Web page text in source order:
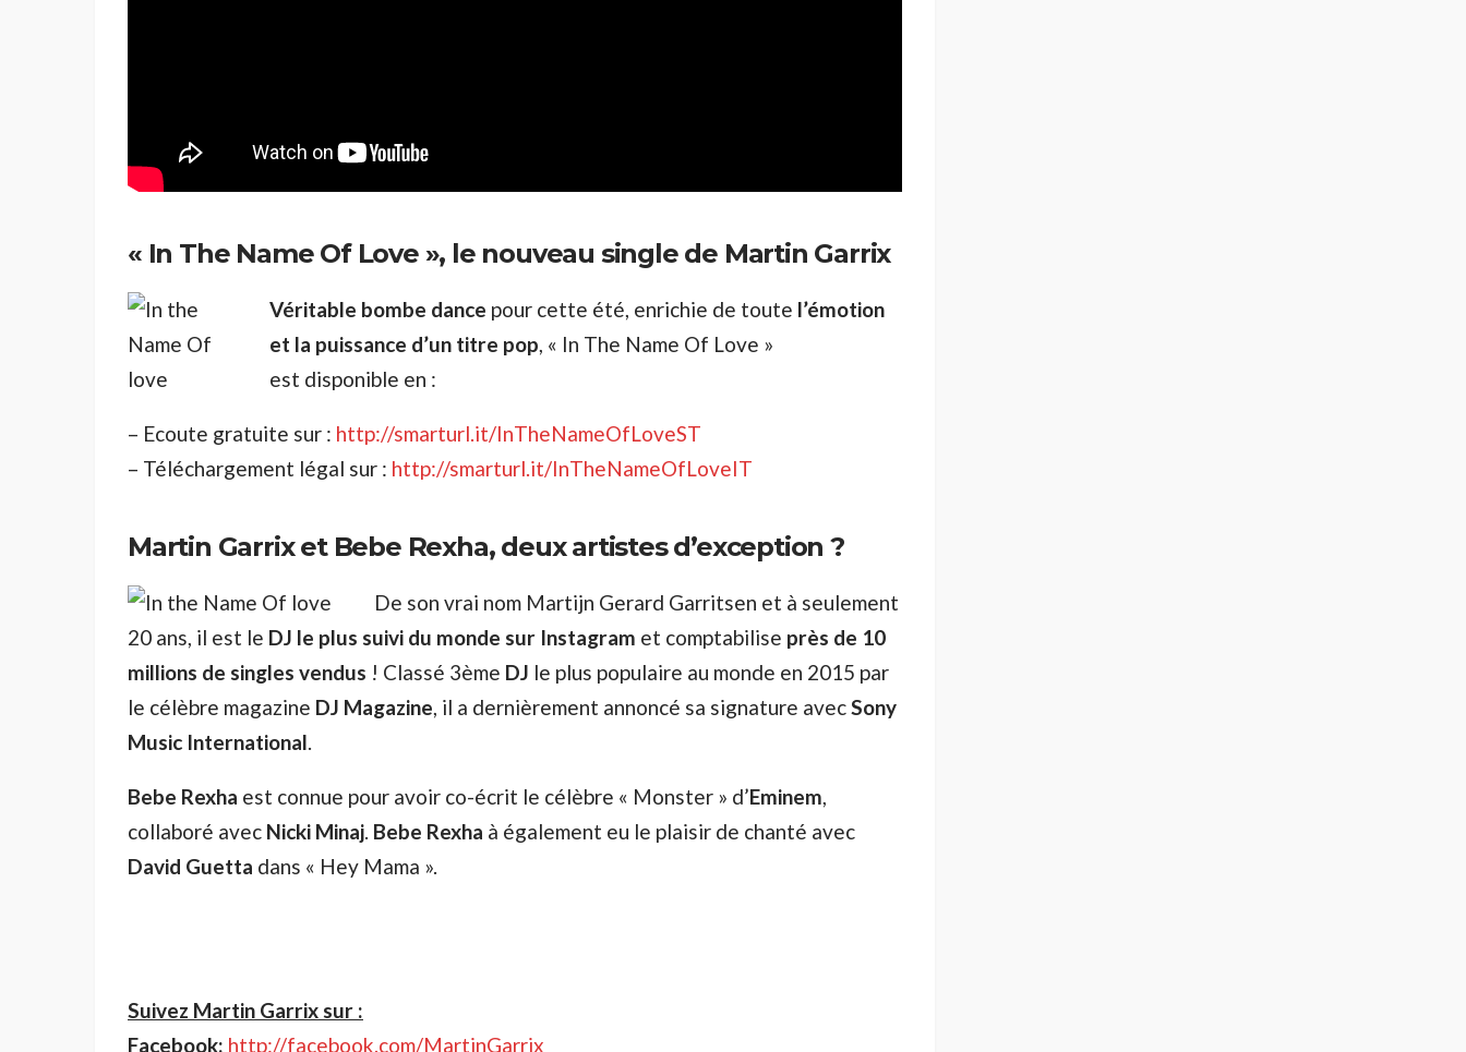
« In The Name Of Love », le nouveau single de Martin Garrix
Véritable bombe dance pour cette été, enrichie de toute l’émotion
et la puissance d’un titre pop, « In The Name Of Love »
est disponible en :
– Ecoute gratuite sur : http://smarturl.it/InTheNameOfLoveST
– Téléchargement légal sur : http://smarturl.it/InTheNameOfLoveIT
Martin Garrix et Bebe Rexha, deux artistes d’exception ?
De son vrai nom Martijn Gerard Garritsen et à seulement
20 ans, il est le DJ le plus suivi du monde sur Instagram et comptabilise près de 10
millions de singles vendus ! Classé 3ème DJ le plus populaire au monde en 2015 par
le célèbre magazine DJ Magazine, il a dernièrement annoncé sa signature avecSony
Music International.
Bebe Rexha est connue pour avoir co-écrit le célèbre « Monster » d’Eminem,
collaboré avec Nicki Minaj. Bebe Rexha à également eu le plaisir de chanté avec
David Guetta dans « Hey Mama ».
Suivez Martin Garrix sur :
Facebook: http://facebook.com/MartinGarrix